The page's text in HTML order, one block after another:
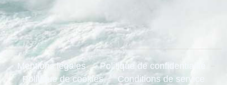
Mentions légales
Politique de confidentialité
Politique de cookies
Conditions de service